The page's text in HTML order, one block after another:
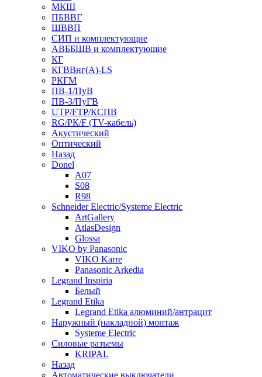
МКШ
ПБВВГ
ШВВП
СИП и комплектующие
АВББШВ и комплектующие
КГ
КГВВнг(А)-LS
РКГМ
ПВ-1/ПуВ
ПВ-3/ПуГВ
UTP/FTP/КСПВ
RG/РК/F (TV-кабель)
Акустический
Оптический
Назад
Donel
A07
S08
R98
Schneider Electric/Systeme Electric
ArtGallery
AtlasDesign
Glossa
VIKO by Panasonic
VIKO Karre
Panasonic Arkedia
Legrand Inspiria
Белый
Legrand Etika
Legrand Etika алюминий/антрацит
Наружный (накладной) монтаж
Systeme Electric
Силовые разъемы
KRIPAL
Назад
Автоматические выключатели